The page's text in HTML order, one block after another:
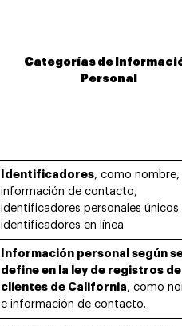
Categorías de
Personal
Identificadores, como nombre,
información de contacto,
identificadores personales únicos
identificadores en línea
Información personal según
define en la ley de registros de
clientes de California, como
e información de contacto.